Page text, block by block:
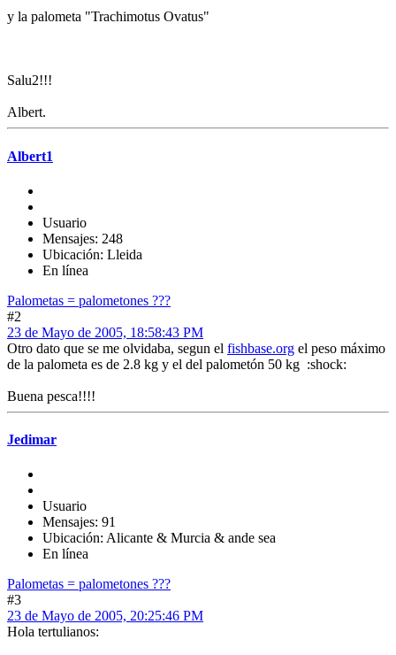
y la palometa "Trachimotus Ovatus"
Salu2!!!
Albert.
Albert1
Usuario
Mensajes: 248
Ubicación: Lleida
En línea
Palometas = palometones ???
#2
23 de Mayo de 2005, 18:58:43 PM
Otro dato que se me olvidaba, segun el fishbase.org el peso máximo
de la palometa es de 2.8 kg y el del palometón 50 kg :shock:
Buena pesca!!!!
Jedimar
Usuario
Mensajes: 91
Ubicación: Alicante & Murcia & ande sea
En línea
Palometas = palometones ???
#3
23 de Mayo de 2005, 20:25:46 PM
Hola tertulianos: